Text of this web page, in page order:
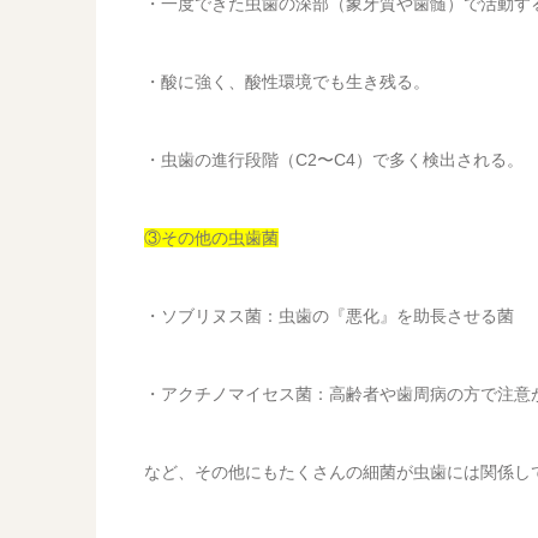
・酸に強く、酸性環境でも生き残る。
・虫歯の進行段階（C2〜C4）で多く検出される。
③その他の虫歯菌
・ソブリヌス菌：虫歯の『悪化』を助長させる菌
・アクチノマイセス菌：高齢者や歯周病の方で注意
など、その他にもたくさんの細菌が虫歯には関係し